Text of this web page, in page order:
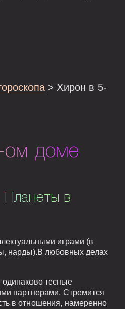
> Хирон в 5-
ом доме
Планеты в
играми (в
нарды).В любовных делах
тесные
партнерами. Стремится
в отношения, намеренно